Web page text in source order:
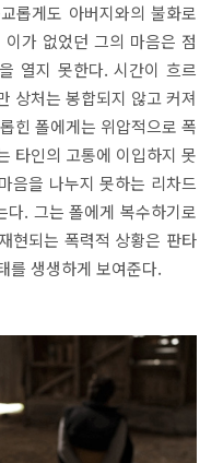
롭게도 아버지와의 불화로
가 없었던 그의 마음은 점
열지 못한다. 시간이 흐르
상처는 봉합되지 않고 커져
힌 폴에게는 위압적으로 폭
타인의 고통에 이입하지 못
음을 나누지 못하는 리차드
다. 그는 폴에게 복수하기로
현되는 폭력적 상황은 판타
를 생생하게 보여준다.